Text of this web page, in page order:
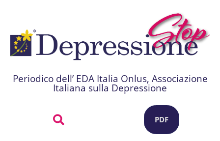
Periodico dell’ EDA Italia Onlus, Associazione
Italiana sulla Depressione
PDF